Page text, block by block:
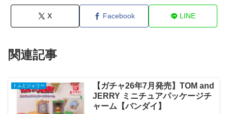
X Facebook LINE
関連記事
トムとジェリー
【ガチャ26年7月発売】TOM and
JERRY ミニチュアパッケージチ
ャーム【バンダイ】